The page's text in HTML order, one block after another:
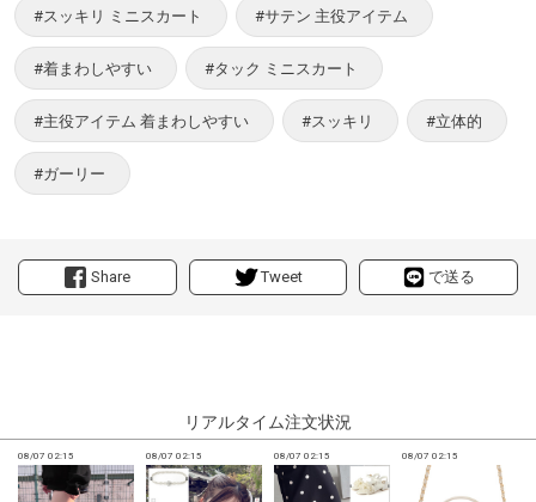
Share Tweet で送る
#スッキリ ミニスカート #サテン 主役アイテム
#着まわしやすい #タック ミニスカート
#主役アイテム 着まわしやすい #スッキリ #立体的
#ガーリー
リアルタイム注文状況
08/07 02:15 08/07 02:15 08/07 02:15 08/07 02:15